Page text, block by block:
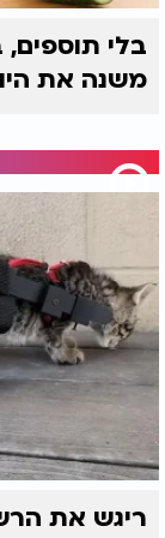
בלי
משנה את
ריגש את